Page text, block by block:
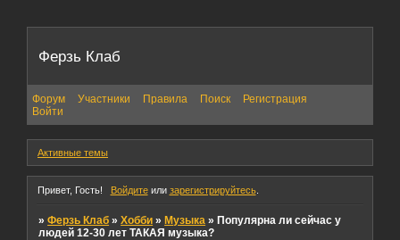
Ферзь Клаб
Форум Участники Правила Поиск
Регистрация
Войти
Активные темы
Привет, Гость! Войдитеили зарегистрируйтесь.
»Ферзь Клаб »Хобби »Музыка »Популярна ли сейчас у
людей 12-30 лет ТАКАЯ музыка?